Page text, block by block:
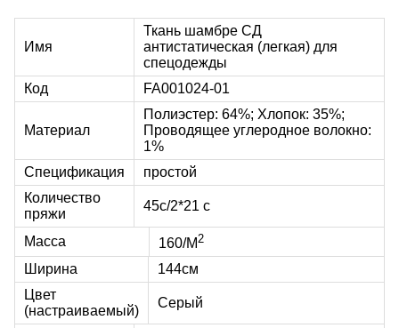
Имя
Ткань шамбре СД
антистатическая (легкая) для
спецодежды
Код
FA001024-01
Материал
Полиэстер: 64%; Хлопок: 35%;
Проводящее углеродное волокно:
1%
Спецификация
простой
Количество
пряжи
45с/2*21 с
Масса 160/М2
Ширина
144см
Цвет
(настраиваемый)
Серый